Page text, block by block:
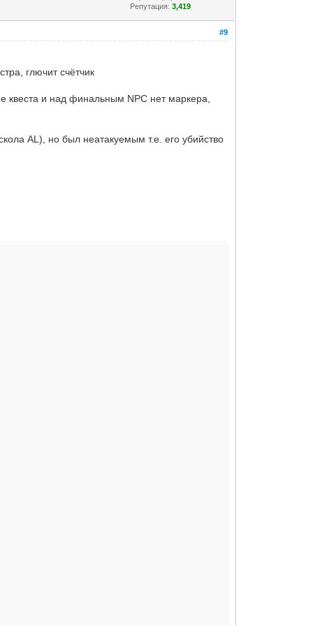
Репутация:3,419
#9
глючит счётчик
квеста и над финальным NPC нет маркера,
AL), но был неатакуемым т.е. его убийство